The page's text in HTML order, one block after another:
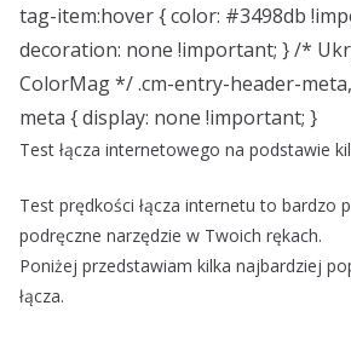
tag-item:hover { color: #3498db
decoration: none !important; } /*
ColorMag */ .cm-entry-header-
meta { display: none !important; }
Test łącza internetowego na podstawie
Test prędkości łącza internetu to bardzo
podręczne narzędzie w Twoich rękach.
Poniżej przedstawiam kilka najbardziej
łącza.